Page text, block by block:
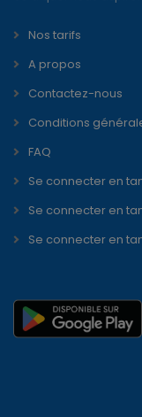
Nos tarifs
A propos
Contactez-nous
Conditions
FAQ
Se connecter en
Se connecter en
Se connecter en